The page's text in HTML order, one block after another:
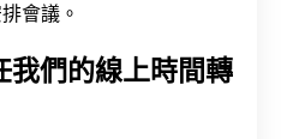
會議。
我們的線上時間轉